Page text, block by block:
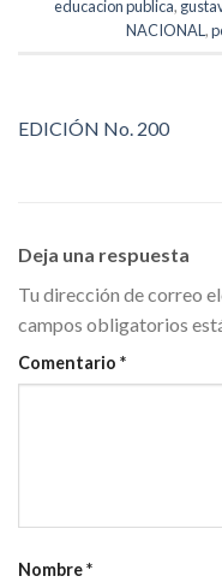
educacion publica,
NACIONAL ,
EDICIÓN No. 200
Deja una respuesta
Tu dirección de correo
campos obligatorios
Comentario *
Nombre*